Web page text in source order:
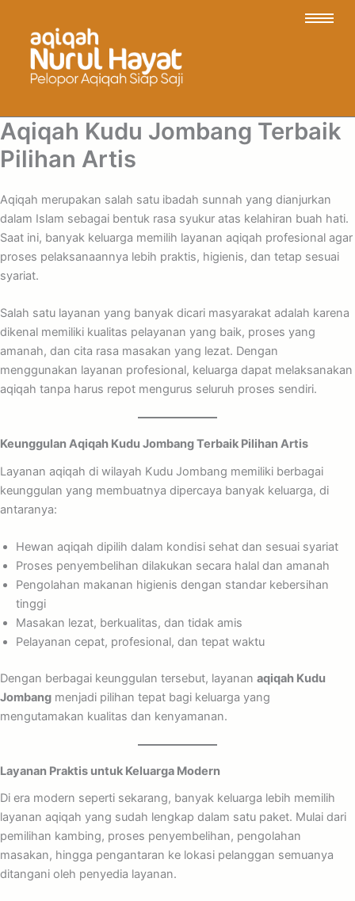
Aqiqah Kudu Jombang Terbaik
Pilihan Artis
Aqiqah merupakan salah satu ibadah sunnah yang dianjurkan
dalam Islam sebagai bentuk rasa syukur atas kelahiran buah hati.
Saat ini, banyak keluarga memilih layanan aqiqah profesional agar
proses pelaksanaannya lebih praktis, higienis, dan tetap sesuai
syariat.
Salah satu layanan yang banyak dicari masyarakat adalah karena
dikenal memiliki kualitas pelayanan yang baik, proses yang
amanah, dan cita rasa masakan yang lezat. Dengan
menggunakan layanan profesional, keluarga dapat melaksanakan
aqiqah tanpa harus repot mengurus seluruh proses sendiri.
Keunggulan Aqiqah Kudu Jombang Terbaik Pilihan Artis
Layanan aqiqah di wilayah Kudu Jombang memiliki berbagai
keunggulan yang membuatnya dipercaya banyak keluarga, di
antaranya:
Hewan aqiqah dipilih dalam kondisi sehat dan sesuai syariat
Proses penyembelihan dilakukan secara halal dan amanah
Pengolahan makanan higienis dengan standar kebersihan
tinggi
Masakan lezat, berkualitas, dan tidak amis
Pelayanan cepat, profesional, dan tepat waktu
Dengan berbagai keunggulan tersebut, layanan aqiqah Kudu
Jombang menjadi pilihan tepat bagi keluarga yang
mengutamakan kualitas dan kenyamanan.
Layanan Praktis untuk Keluarga Modern
Di era modern seperti sekarang, banyak keluarga lebih memilih
layanan aqiqah yang sudah lengkap dalam satu paket. Mulai dari
pemilihan kambing, proses penyembelihan, pengolahan
masakan, hingga pengantaran ke lokasi pelanggan semuanya
ditangani oleh penyedia layanan.